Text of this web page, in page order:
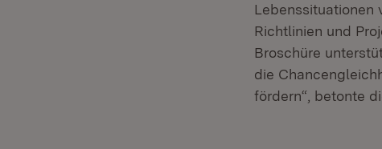
Lebenssituationen
Richtlinien und
Broschüre
die
fördern“, betonte